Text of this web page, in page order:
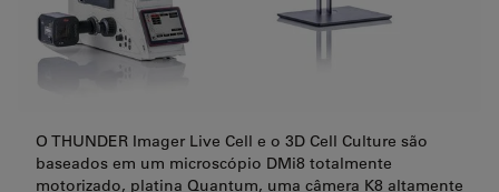
O THUNDER Imager Live Cell e o 3D Cell Culture são
baseados em um microscópio DMi8 totalmente
motorizado, platina Quantum, uma câmera K8 altamente